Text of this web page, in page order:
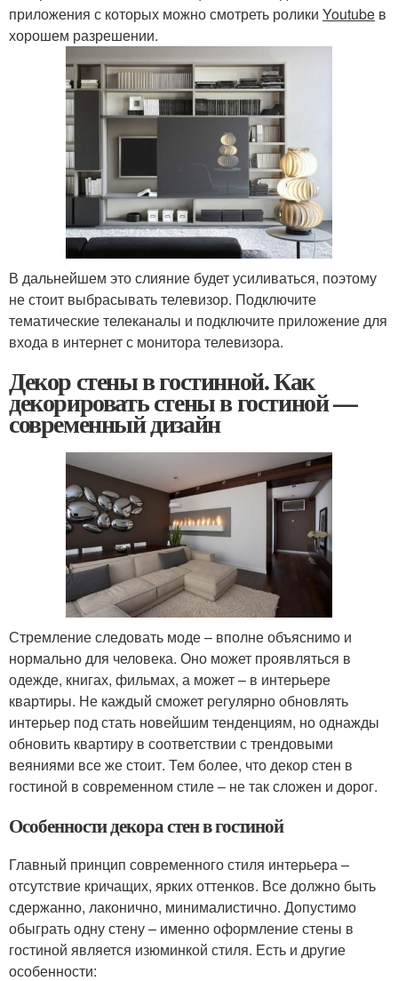
приложения с которых можно смотреть ролики Youtube в
хорошем разрешении.
В дальнейшем это слияние будет усиливаться, поэтому
не стоит выбрасывать телевизор. Подключите
тематические телеканалы и подключите приложение для
входа в интернет с монитора телевизора.
Декор стены в гостинной. Как
декорировать стены в гостиной —
современный дизайн
Стремление следовать моде – вполне объяснимо и
нормально для человека. Оно может проявляться в
одежде, книгах, фильмах, а может – в интерьере
квартиры. Не каждый сможет регулярно обновлять
интерьер под стать новейшим тенденциям, но однажды
обновить квартиру в соответствии с трендовыми
веяниями все же стоит. Тем более, что декор стен в
гостиной в современном стиле – не так сложен и дорог.
Особенности декора стен в гостиной
Главный принцип современного стиля интерьера –
отсутствие кричащих, ярких оттенков. Все должно быть
сдержанно, лаконично, минималистично. Допустимо
обыграть одну стену – именно оформление стены в
гостиной является изюминкой стиля. Есть и другие
особенности: